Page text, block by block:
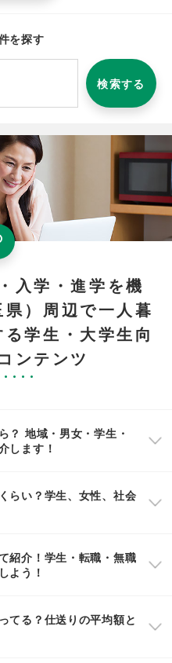
を探す
検索する
入学・進学を機
）周辺で一人暮
学生・大学生向
ンテンツ
？ 地域・男女・学生・
します！
らい？学生、女性、社会
紹介！学生・転職・無職
よう！
てる？仕送りの平均額と